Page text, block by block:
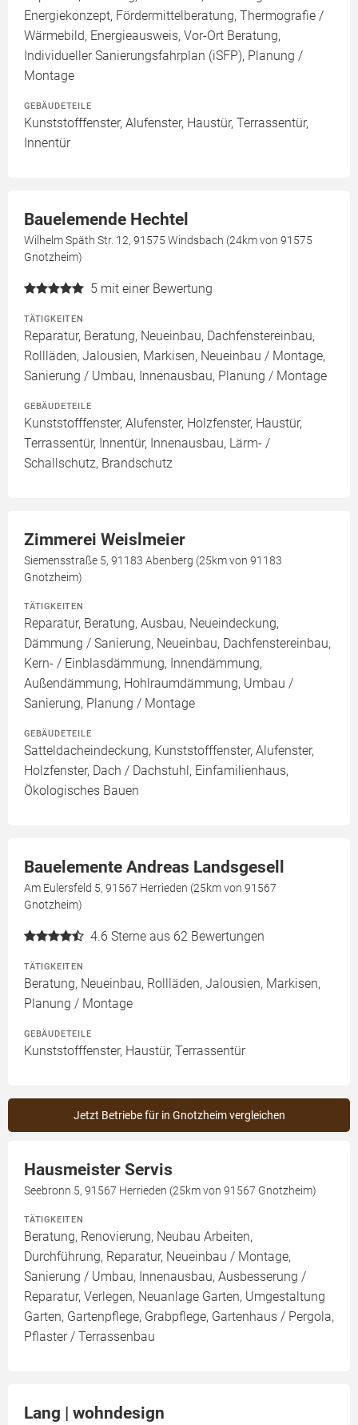
Energiekonzept, Fördermittelberatung, Thermografie /
Wärmebild, Energieausweis, Vor-Ort Beratung,
Individueller Sanierungsfahrplan (iSFP), Planung /
Montage
GEBÄUDETEILE
Kunststofffenster, Alufenster, Haustür, Terrassentür,
Innentür
Bauelemende Hechtel
Wilhelm Späth Str. 12, 91575 Windsbach (24km von 91575
Gnotzheim)
5 mit einer Bewertung
TÄTIGKEITEN
Reparatur, Beratung, Neueinbau, Dachfenstereinbau,
Rollläden, Jalousien, Markisen, Neueinbau / Montage,
Sanierung / Umbau, Innenausbau, Planung / Montage
GEBÄUDETEILE
Kunststofffenster, Alufenster, Holzfenster, Haustür,
Terrassentür, Innentür, Innenausbau, Lärm- /
Schallschutz, Brandschutz
Zimmerei Weislmeier
Siemensstraße 5, 91183 Abenberg (25km von 91183
Gnotzheim)
TÄTIGKEITEN
Reparatur, Beratung, Ausbau, Neueindeckung,
Dämmung / Sanierung, Neueinbau, Dachfenstereinbau,
Kern- / Einblasdämmung, Innendämmung,
Außendämmung, Hohlraumdämmung, Umbau /
Sanierung, Planung / Montage
GEBÄUDETEILE
Satteldacheindeckung, Kunststofffenster, Alufenster,
Holzfenster, Dach / Dachstuhl, Einfamilienhaus,
Ökologisches Bauen
Bauelemente Andreas Landsgesell
Am Eulersfeld 5, 91567 Herrieden (25km von 91567
Gnotzheim)
4.6 Sterne aus 62 Bewertungen
TÄTIGKEITEN
Beratung, Neueinbau, Rollläden, Jalousien, Markisen,
Planung / Montage
GEBÄUDETEILE
Kunststofffenster, Haustür, Terrassentür
Jetzt Betriebe für in Gnotzheim vergleichen
Hausmeister Servis
Seebronn 5, 91567 Herrieden (25km von 91567 Gnotzheim)
TÄTIGKEITEN
Beratung, Renovierung, Neubau Arbeiten,
Durchführung, Reparatur, Neueinbau / Montage,
Sanierung / Umbau, Innenausbau, Ausbesserung /
Reparatur, Verlegen, Neuanlage Garten, Umgestaltung
Garten, Gartenpflege, Grabpflege, Gartenhaus / Pergola,
Pflaster / Terrassenbau
Lang | wohndesign